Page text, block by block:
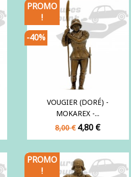
VOUGIER (DORÉ) -
MOKAREX -...
Prix
de
8,00 € Prix
4,80 €
PROMO
!
-40%
PROMO
!